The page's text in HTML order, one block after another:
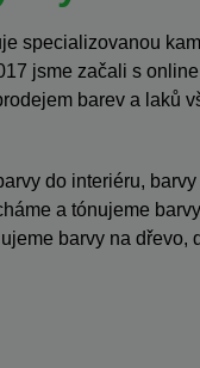
specializovanou
jsme začali s
barev a laků
do interiéru,
a tónujeme
barvy na dřevo,